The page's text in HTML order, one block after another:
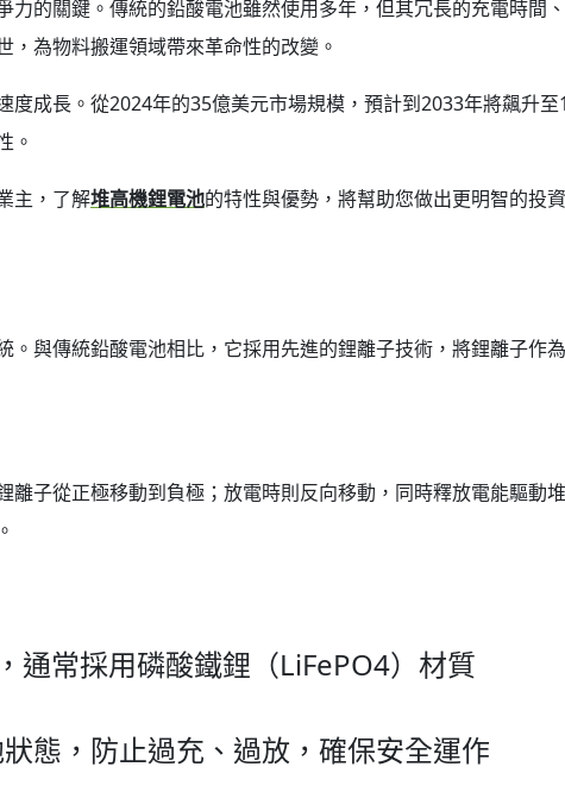
的關鍵。傳統的鉛酸電池雖然使用多年，但其冗長的充電時間
，為物料搬運領域帶來革命性的改變。
度成長。從2024年的35億美元市場規模，預計到2033年將飆升
。
主，了解堆高機鋰電池的特性與優勢，將幫助您做出更明智的投
。與傳統鉛酸電池相比，它採用先進的鋰離子技術，將鋰離子作
子從正極移動到負極；放電時則反向移動，同時釋放電能驅動
通常採用磷酸鐵鋰（LiFePO4）材質
狀態，防止過充、過放，確保安全運作